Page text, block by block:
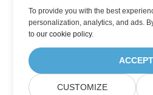
To provide you with the best
personalization, analytics, and ads.
toour cookie policy.
ACCEPT
CUSTOMIZE